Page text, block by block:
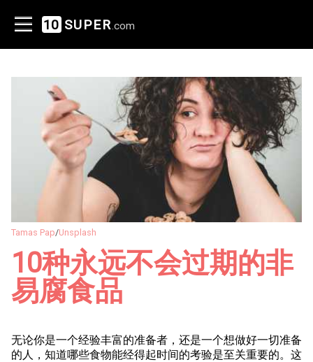
10 SUPER .com
Tamas Pap/Unsplash
10种永远不会过期的非
易腐食品
无论你是一个经验丰富的准备者，还是一个想做好一切准备
的人，知道哪些食物能经得起时间的考验是至关重要的。这